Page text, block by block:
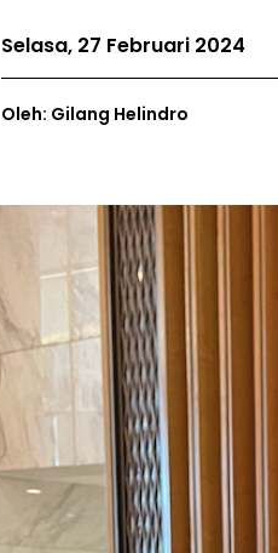
Selasa, 27 Februari 2024
Oleh: Gilang Helindro